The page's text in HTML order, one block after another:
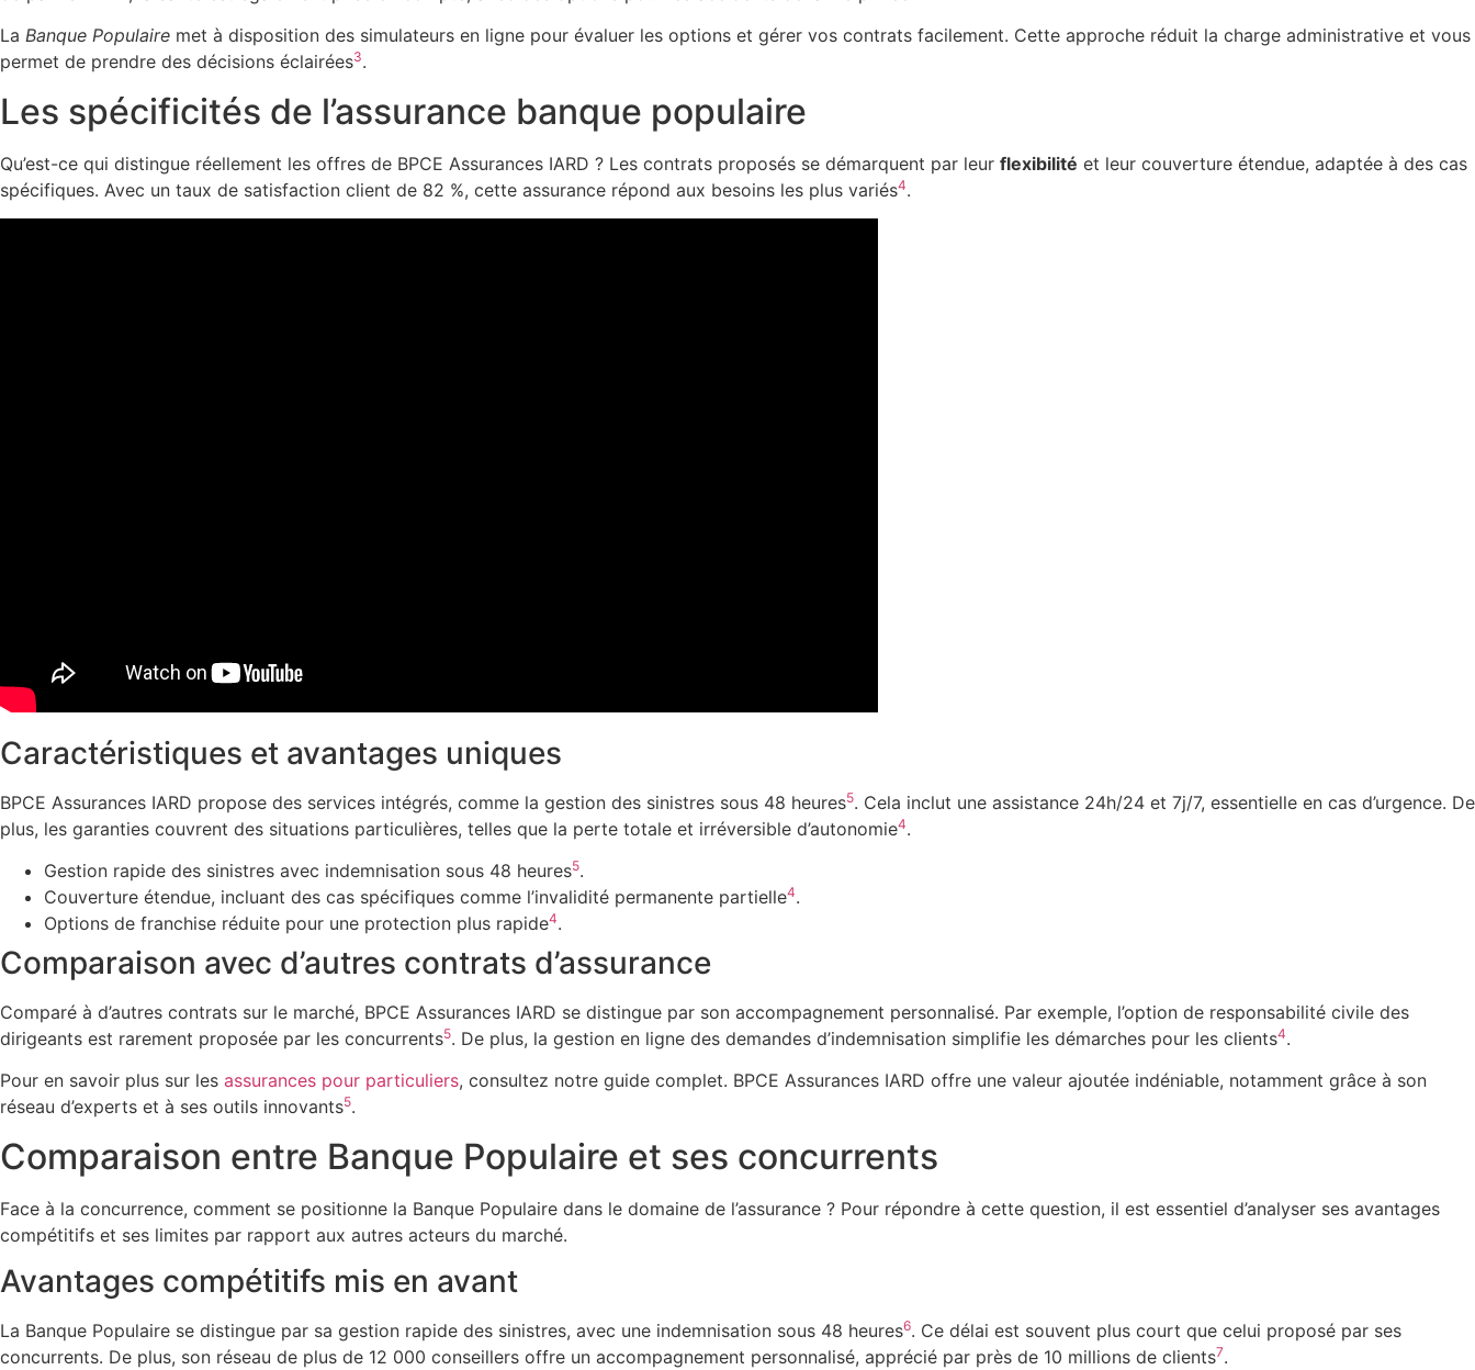
La Banque Populaire met à disposition des simulateurs en ligne pour évaluer les options et gérer vos contrats facilement. Cette approche réduit la charge administrative et vous
permet de prendre des décisions éclairées3.
Les spécificités de l’assurance banque populaire
Qu’est-ce qui distingue réellement les offres de BPCE Assurances IARD ? Les contrats proposés se démarquent par leur flexibilité et leur couverture étendue, adaptée à des cas
spécifiques. Avec un taux de satisfaction client de 82 %, cette assurance répond aux besoins les plus variés4.
Caractéristiques et avantages uniques
BPCE Assurances IARD propose des services intégrés, comme la gestion des sinistres sous 48 heures5. Cela inclut une assistance 24h/24 et 7j/7, essentielle en cas d’urgence. De
plus, les garanties couvrent des situations particulières, telles que la perte totale et irréversible d’autonomie4.
Gestion rapide des sinistres avec indemnisation sous 48 heures5.
Couverture étendue, incluant des cas spécifiques comme l’invalidité permanente partielle4.
Options de franchise réduite pour une protection plus rapide4.
Comparaison avec d’autres contrats d’assurance
Comparé à d’autres contrats sur le marché, BPCE Assurances IARD se distingue par son accompagnement personnalisé. Par exemple, l’option de responsabilité civile des
dirigeants est rarement proposée par les concurrents5. De plus, la gestion en ligne des demandes d’indemnisation simplifie les démarches pour les clients4.
Pour en savoir plus sur les assurances pour particuliers, consultez notre guide complet. BPCE Assurances IARD offre une valeur ajoutée indéniable, notamment grâce à son
réseau d’experts et à ses outils innovants5.
Comparaison entre Banque Populaire et ses concurrents
Face à la concurrence, comment se positionne la Banque Populaire dans le domaine de l’assurance ? Pour répondre à cette question, il est essentiel d’analyser ses avantages
compétitifs et ses limites par rapport aux autres acteurs du marché.
Avantages compétitifs mis en avant
La Banque Populaire se distingue par sa gestion rapide des sinistres, avec une indemnisation sous 48 heures6. Ce délai est souvent plus court que celui proposé par ses
concurrents. De plus, son réseau de plus de 12 000 conseillers offre un accompagnement personnalisé, apprécié par près de 10 millions de clients7.